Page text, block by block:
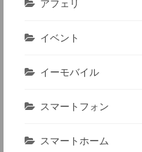
アフェリ
イベント
イーモバイル
スマートフォン
スマートホーム